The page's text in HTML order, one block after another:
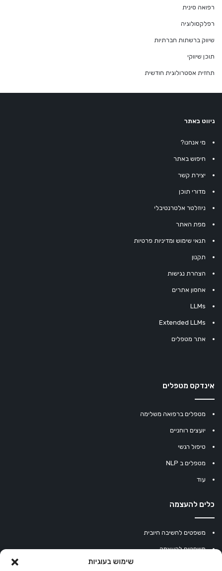
שימוש בעוגיות
רפואה סינית
רפלקסולוגיה
שיווק ברשתות חברתיות
תוכן שיווקי
תחזית אסטרולוגית חודשית
ניווט באתר
מי אנחנו?
חיפוש באתר
יצירת קשר
מדורי תוכן
ניוזלטר אלטרנטיבלי
מפת האתר
תנאי שימוש ומדיניות פרטיות
תקנון
הצהרת נגישות
אחסון אתרים
LLMs
Extended LLMs
אתר מטפלים
אינדקס מטפלים
מטפלים ברפואה משלימה
יועצים רוחניים
טיפול רגשי
מטפלים ב NLP
עוד
כלים להעצמה
משפטים לחשיבה חיובית
משפטים להעצמה